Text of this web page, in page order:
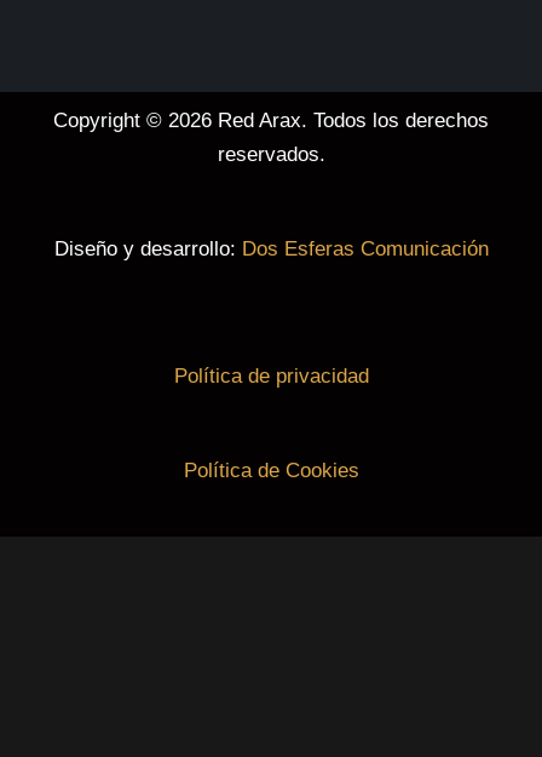
Copyright © 2026 Red Arax. Todos los derechos
reservados.
Diseño y desarrollo: Dos Esferas Comunicación
Política de privacidad
Política de Cookies